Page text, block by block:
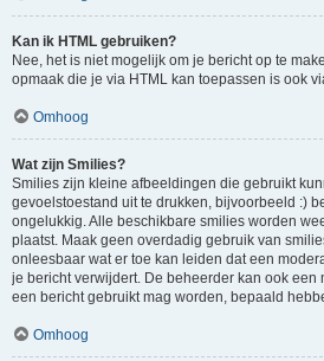
Kan ik HTML gebruiken?
Nee, het is niet mogelijk om je bericht op te
opmaak die je via HTML kan toepassen is ook
Omhoog
Wat zijn Smilies?
Smilies zijn kleine afbeeldingen die gebruikt
gevoelstoestand uit te drukken, bijvoorbeeld :)
ongelukkig. Alle beschikbare smilies worden
plaatst. Maak geen overdadig gebruik van
onleesbaar wat er toe kan leiden dat een
je bericht verwijdert. De beheerder kan ook een
een bericht gebruikt mag worden, bepaald
Omhoog